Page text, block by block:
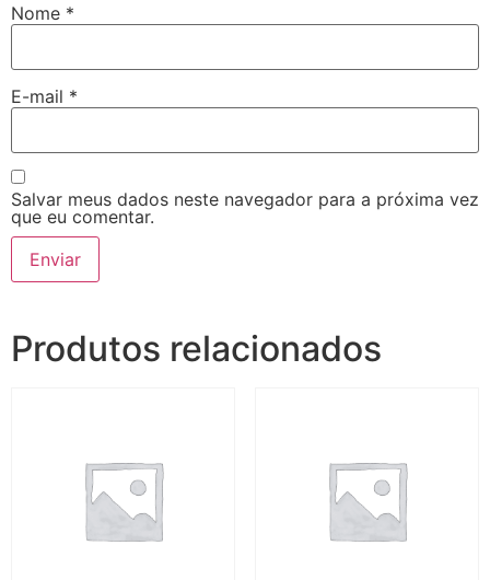
Nome *
E-mail *
Salvar meus dados neste navegador para a próxima vez
que eu comentar.
Produtos relacionados